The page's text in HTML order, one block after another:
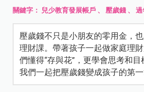
關鍵字： 兒少教育發展帳戶 、 壓歲錢 、過
壓歲錢不只是小朋友的零用金，
理財課。帶著孩子一起做家庭理
們懂得“存與花”，更學會思考和
我們一起把壓歲錢變成孩子的第